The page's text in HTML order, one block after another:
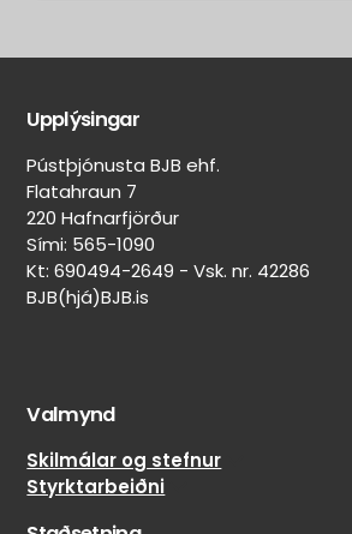
Aðrir
Nei
Aðrar
skipting
Upplýsingar
Pústþjónusta BJB ehf.
Flatahraun 7
220 Hafnarfjörður
Sími: 565-1090
Kt: 690494-2649 - Vsk. nr. 42286
BJB(hjá)BJB.is
Valmynd
Skilmálar og stefnur
Styrktarbeiðni